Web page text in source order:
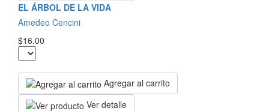
EL ÁRBOL DE LA VIDA
Amedeo Cencini
$16.00
Agregar al carrito
Ver detalle